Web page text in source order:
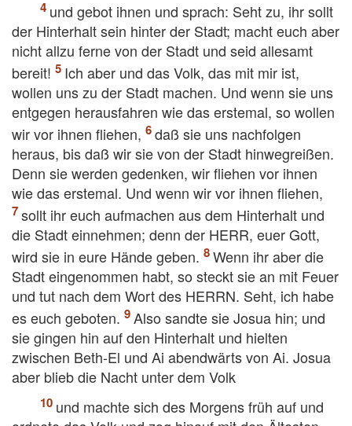
und gebot ihnen und sprach: Seht zu, ihr sollt
der Hinterhalt sein hinter der Stadt; macht euch aber
nicht allzu ferne von der Stadt und seid allesamt
bereit!
Ich aber und das Volk, das mit mir ist,
wollen uns zu der Stadt machen. Und wenn sie uns
entgegen herausfahren wie das erstemal, so wollen
wir vor ihnen fliehen,
daß sie uns nachfolgen
heraus, bis daß wir sie von der Stadt hinwegreißen.
Denn sie werden gedenken, wir fliehen vor ihnen
wie das erstemal. Und wenn wir vor ihnen fliehen,
sollt ihr euch aufmachen aus dem Hinterhalt und
die Stadt einnehmen; denn der HERR, euer Gott,
wird sie in eure Hände geben.
Wenn ihr aber die
Stadt eingenommen habt, so steckt sie an mit Feuer
und tut nach dem Wort des HERRN. Seht, ich habe
es euch geboten.
Also sandte sie Josua hin; und
sie gingen hin auf den Hinterhalt und hielten
zwischen Beth-El und Ai abendwärts von Ai. Josua
aber blieb die Nacht unter dem Volk
und machte sich des Morgens früh auf und